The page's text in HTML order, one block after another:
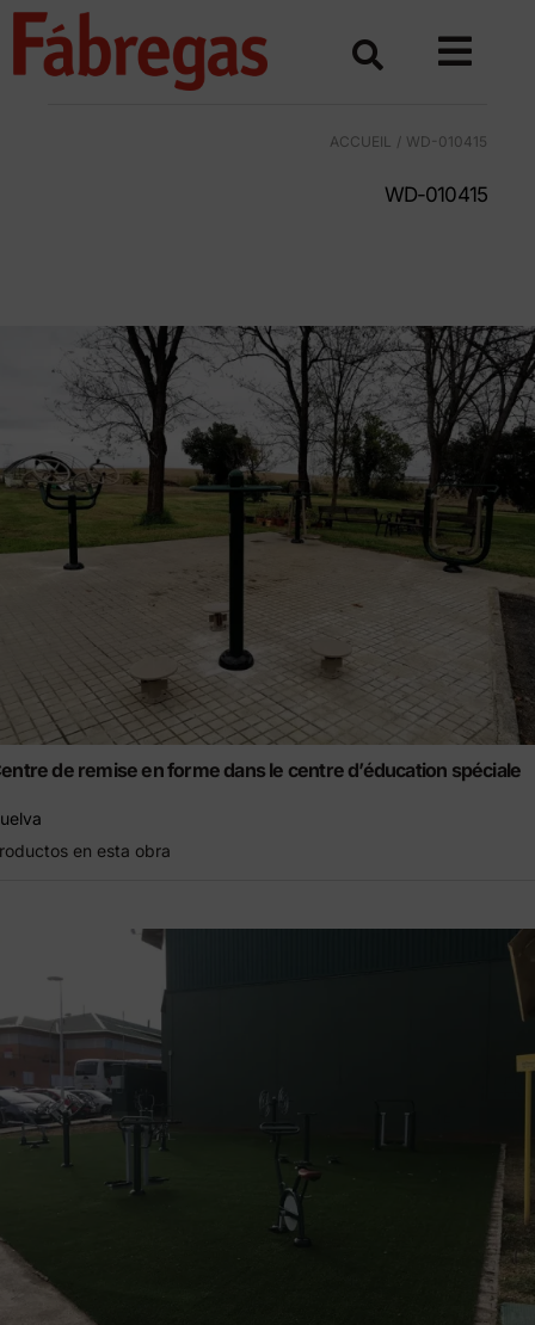
Skip
ACCUEIL WD-010415
WD-010415
de remise en forme dans le centre d’éducation spéciale
en esta obra